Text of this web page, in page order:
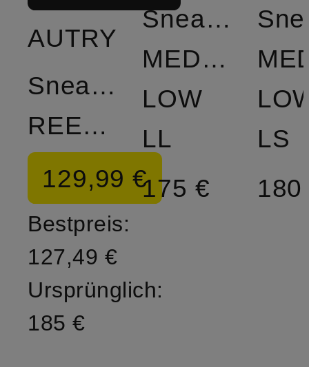
AUTRY
Sneaker
REELWIND
129,99 €
Bestpreis:
127,49 €
Ursprünglich:
185 €
Sneaker
MEDALIST
LOW
LL
175 €
LS
180